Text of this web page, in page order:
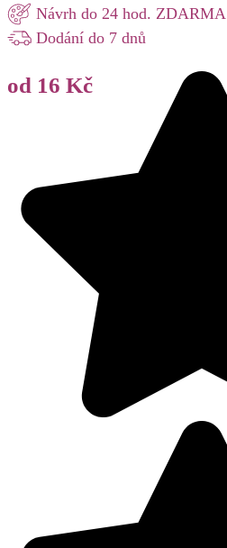
Návrh do 24 hod. ZDARMA
Dodání do 7 dnů
od 16 Kč